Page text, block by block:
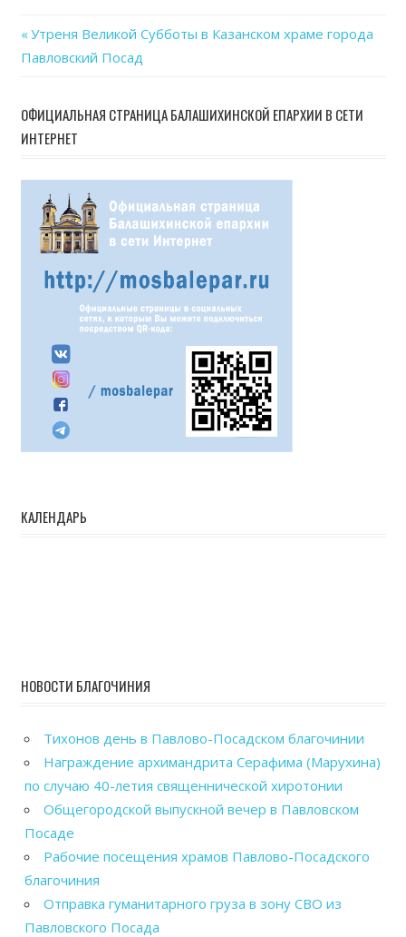
Навигация
записям
Previous
Post:
Утреня Великой Субботы в Казанском храме города
Павловский Посад
ОФИЦИАЛЬНАЯ СТРАНИЦА БАЛАШИХИНСКОЙ ЕПАРХИИ В СЕТИ
ИНТЕРНЕТ
КАЛЕНДАРЬ
НОВОСТИ БЛАГОЧИНИЯ
Тихонов день в Павлово-Посадском благочинии
Награждение архимандрита Серафима (Марухина)
по случаю 40-летия священнической хиротонии
Общегородской выпускной вечер в Павловском
Посаде
Рабочие посещения храмов Павлово-Посадского
благочиния
Отправка гуманитарного груза в зону СВО из
Павловского Посада